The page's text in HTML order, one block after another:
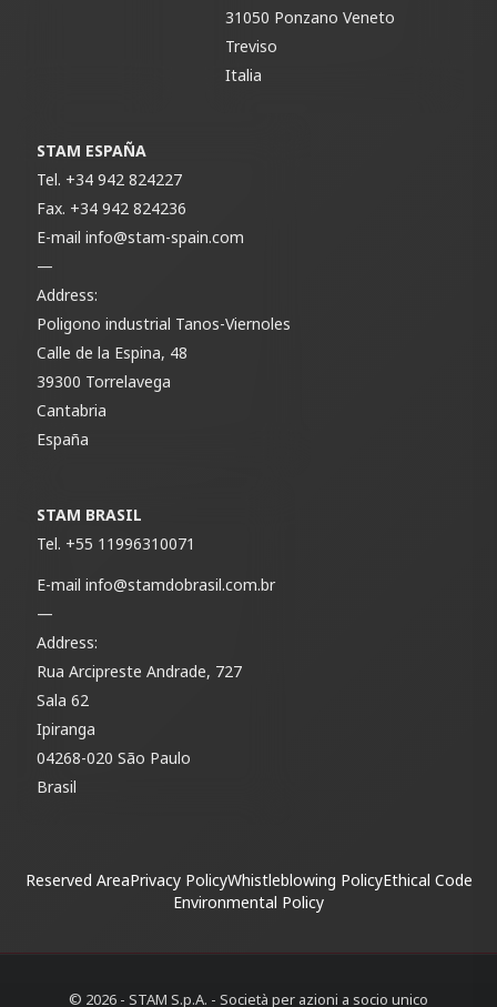
31050 Ponzano Veneto
Treviso
Italia
STAM ESPAÑA
Tel. +34 942 824227
Fax. +34 942 824236
E-mailinfo@stam-spain.com
—
Address:
Poligono industrial Tanos-Viernoles
Calle de la Espina, 48
39300 Torrelavega
Cantabria
España
STAM BRASIL
Tel. +55 11996310071
E-mailinfo@stamdobrasil.com.br
—
Address:
Rua Arcipreste Andrade, 727
Sala 62
Ipiranga
04268-020 São Paulo
Brasil
Reserved AreaPrivacy PolicyWhistleblowing PolicyEthical Code
Environmental Policy
© 2026 - STAM S.p.A. - Società per azioni a socio unico